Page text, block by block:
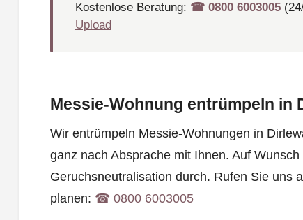
Kostenlose Beratung: ☎︎ 0800 6003005
Upload
Messie-Wohnung entrümpeln in
Wir entrümpeln Messie-Wohnungen in
ganz nach Absprache mit Ihnen. Auf
Geruchsneutralisation durch. Rufen Sie uns
planen: ☎︎ 0800 6003005